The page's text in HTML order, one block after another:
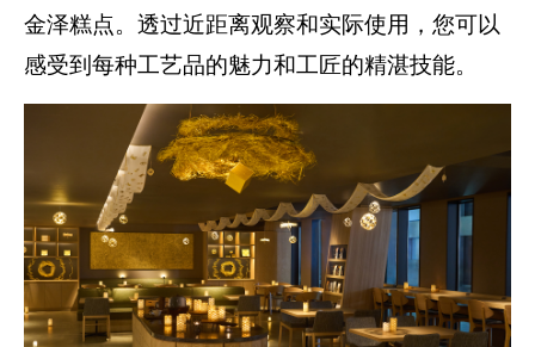
金泽糕点。透过近距离观察和实际使用，您可以
感受到每种工艺品的魅力和工匠的精湛技能。